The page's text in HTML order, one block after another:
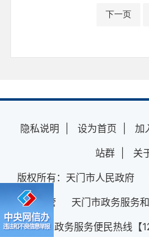
下一页
隐私说明 设为首页 加
站群
关
版权所有：天门市人民政府
管 天门市政务服务
12345政务服务便民热线【